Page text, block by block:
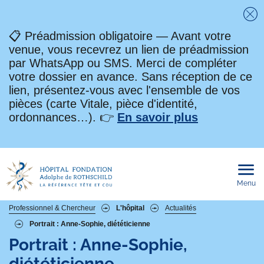
📋 Préadmission obligatoire — Avant votre
venue, vous recevrez un lien de préadmission
par WhatsApp ou SMS. Merci de compléter
votre dossier en avance. Sans réception de ce
lien, présentez-vous avec l'ensemble de vos
pièces (carte Vitale, pièce d'identité,
ordonnances…). 👉 En savoir plus
Menu
Fil
d'Ariane
Professionnel & Chercheur L'hôpital
Actualités
Portrait : Anne-Sophie, diététicienne
Portrait : Anne-Sophie,